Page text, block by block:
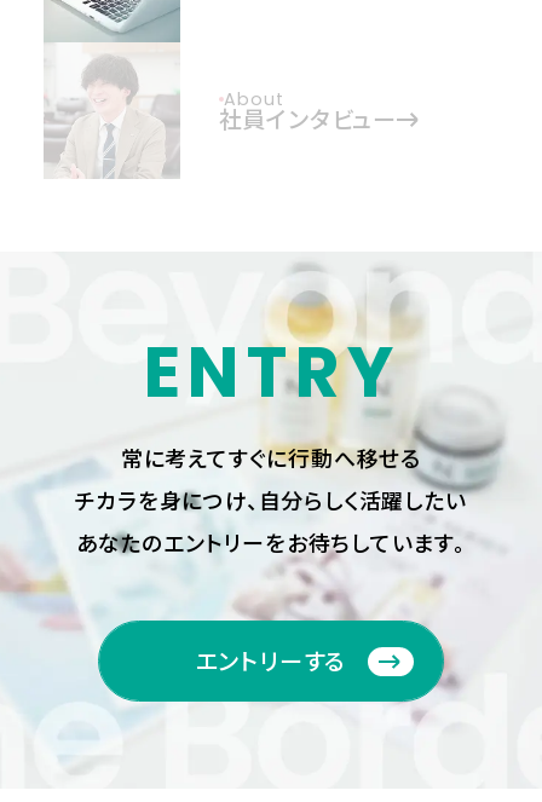
About
社員インタビュー
ENTRY
常に考えてすぐに行動へ移せる
チカラを身につけ、 自分らしく活躍したい
あなたのエントリーをお待ちしています。
エントリーする
エントリーする